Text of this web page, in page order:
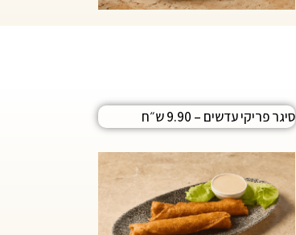
סיגר פריקי עדשים – 9.90 ש״ח